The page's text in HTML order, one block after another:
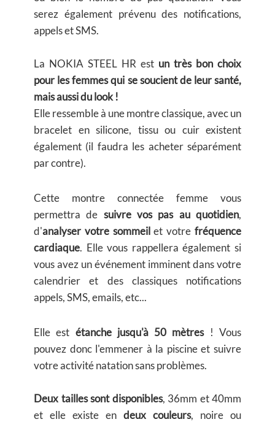
serez également prévenu des notifications,
appels et SMS.
La NOKIA STEEL HR est un très bon choix
pour les femmes qui se soucient de leur santé,
mais aussi du look !
Elle ressemble à une montre classique, avec un
bracelet en silicone, tissu ou cuir existent
également (il faudra les acheter séparément
par contre).
Cette montre connectée femme vous
permettra de suivre vos pas au quotidien,
d'analyser votre sommeilet votre fréquence
cardiaque. Elle vous rappellera également si
vous avez un événement imminent dans votre
calendrier et des classiques notifications
appels, SMS, emails, etc...
Elle est étanche jusqu'à 50 mètres! Vous
pouvez donc l'emmener à la piscine et suivre
votre activité natation sans problèmes.
Deux tailles sont disponibles, 36mm et 40mm
et elle existe en deux couleurs, noire ou